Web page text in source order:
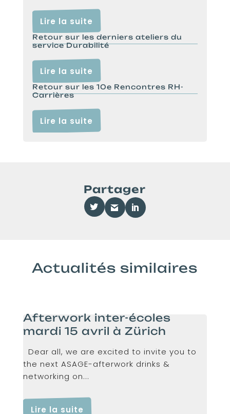
Lire la suite
Retour sur les derniers ateliers du
service Durabilité
Lire la suite
Retour sur les 10e Rencontres RH-
Carrières
Lire la suite
Partager
Actualités similaires
Afterwork inter-écoles
mardi 15 avril à Zürich
Dear all, we are excited to invite you to
the next ASAGE-afterwork drinks &
networking on...
Lire la suite